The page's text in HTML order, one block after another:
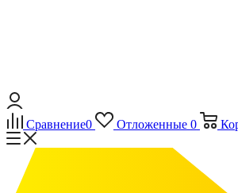
Сравнение0 Отложенные 0